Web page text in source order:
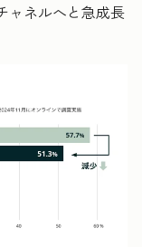
ャネルへと急成長